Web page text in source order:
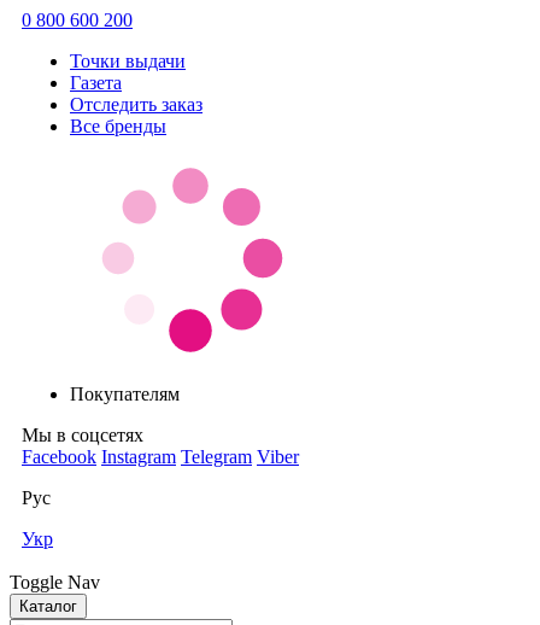
0 800 600 200
Точки выдачи
Газета
Отследить заказ
Все бренды
Покупателям
Мы в соцсетях
Facebook Instagram Telegram Viber
Рус
Укр
Toggle Nav
Каталог